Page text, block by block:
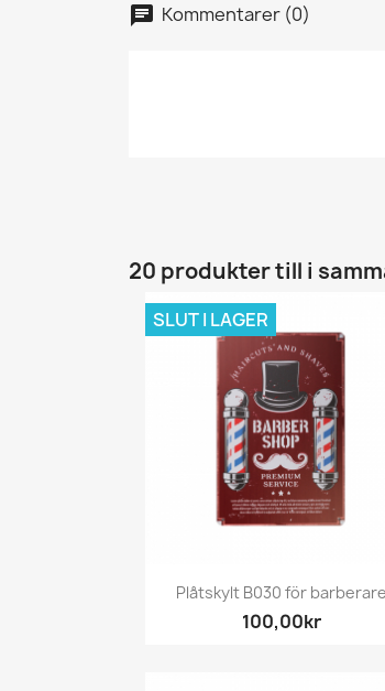
Kommentarer (0)
20 produkter till i
Snabbvy
Plåtskylt B030 för barberare
100,00kr
SLUT I LAGER